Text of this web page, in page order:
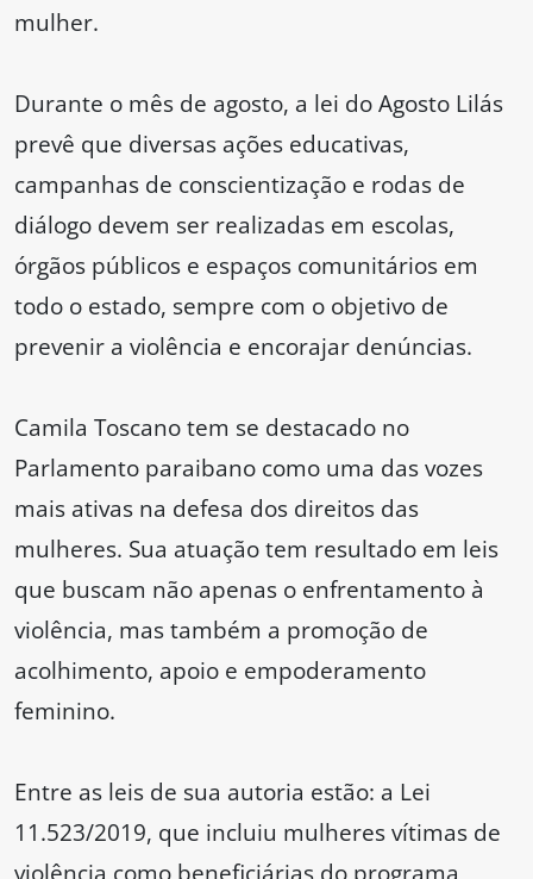
mulher.
Durante o mês de agosto, a lei do Agosto Lilás
prevê que diversas ações educativas,
campanhas de conscientização e rodas de
diálogo devem ser realizadas em escolas,
órgãos públicos e espaços comunitários em
todo o estado, sempre com o objetivo de
prevenir a violência e encorajar denúncias.
Camila Toscano tem se destacado no
Parlamento paraibano como uma das vozes
mais ativas na defesa dos direitos das
mulheres. Sua atuação tem resultado em leis
que buscam não apenas o enfrentamento à
violência, mas também a promoção de
acolhimento, apoio e empoderamento
feminino.
Entre as leis de sua autoria estão: a Lei
11.523/2019, que incluiu mulheres vítimas de